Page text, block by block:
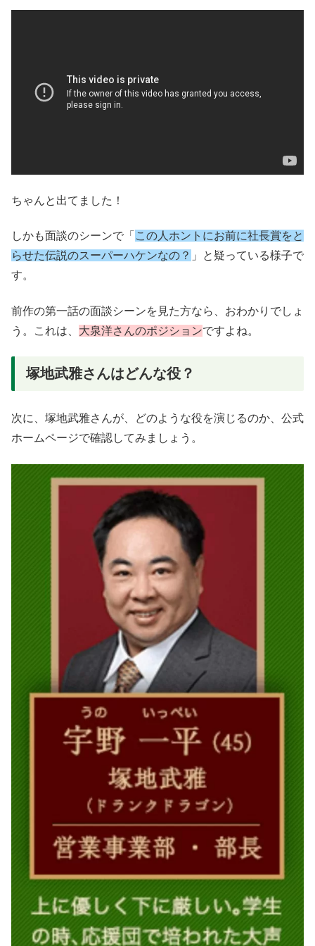
ちゃんと出てました！
しかも面談のシーンで「 この人ホントにお前に社長賞をと
らせた伝説のスーパーハケンなの？ 」と疑っている様子で
す。
前作の第一話の面談シーンを見た方なら、おわかりでしょ
う。これは、 大泉洋さんのポジションですよね。
塚地武雅さんはどんな役？
次に、塚地武雅さんが、どのような役を演じるのか、公式
ホームページで確認してみましょう。